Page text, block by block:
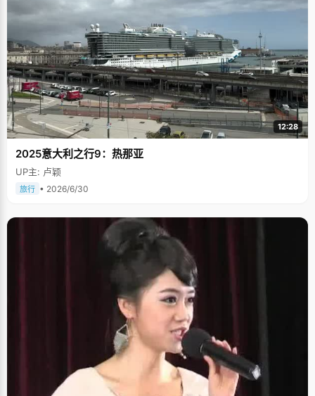
12:28
2025意大利之行9：热那亚
UP主: 卢颖
旅行 • 2026/6/30